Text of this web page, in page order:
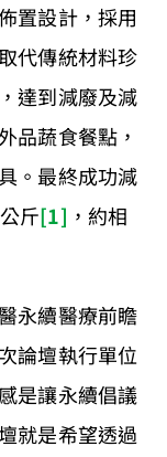
置設計，採用
代傳統材料珍
達到減廢及減
品蔬食餐點，
。最終成功減
斤[1] ，約相
永續醫療前瞻
論壇執行單位
是讓永續倡議
就是希望透過